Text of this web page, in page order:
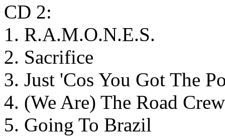
CD 2:
1. R.A.M.O.N.E.S.
2. Sacrifice
3. Just 'Cos You Got The
4. (We Are) The Road Crew
5. Going To Brazil